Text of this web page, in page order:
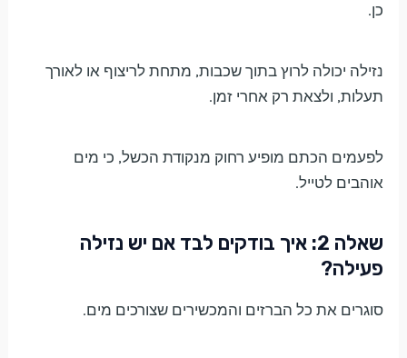
כן.
נזילה יכולה לרוץ בתוך שכבות, מתחת לריצוף או לאורך
תעלות, ולצאת רק אחרי זמן.
לפעמים הכתם מופיע רחוק מנקודת הכשל, כי מים
אוהבים לטייל.
שאלה 2: איך בודקים לבד אם יש נזילה
פעילה?
סוגרים את כל הברזים והמכשירים שצורכים מים.